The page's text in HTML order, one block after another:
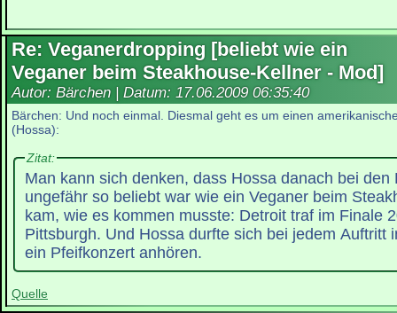
Re: Veganerdropping [beliebt wie ein
Veganer beim Steakhouse-Kellner - Mod]
Autor: Bärchen | Datum: 17.06.2009 06:35:40
Bärchen: Und noch einmal. Diesmal geht es um einen
(Hossa):
Zitat:
Man kann sich denken, dass Hossa danach bei den
ungefähr so beliebt war wie ein Veganer beim
kam, wie es kommen musste: Detroit traf im Finale
Pittsburgh. Und Hossa durfte sich bei jedem Auftritt
ein Pfeifkonzert anhören.
Quelle